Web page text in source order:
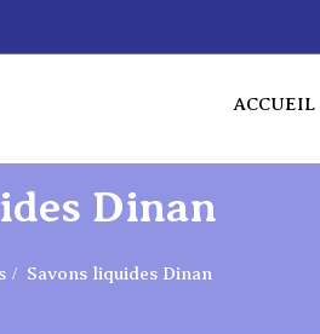
ACCUEIL
Dinan
Savons liquides Dinan